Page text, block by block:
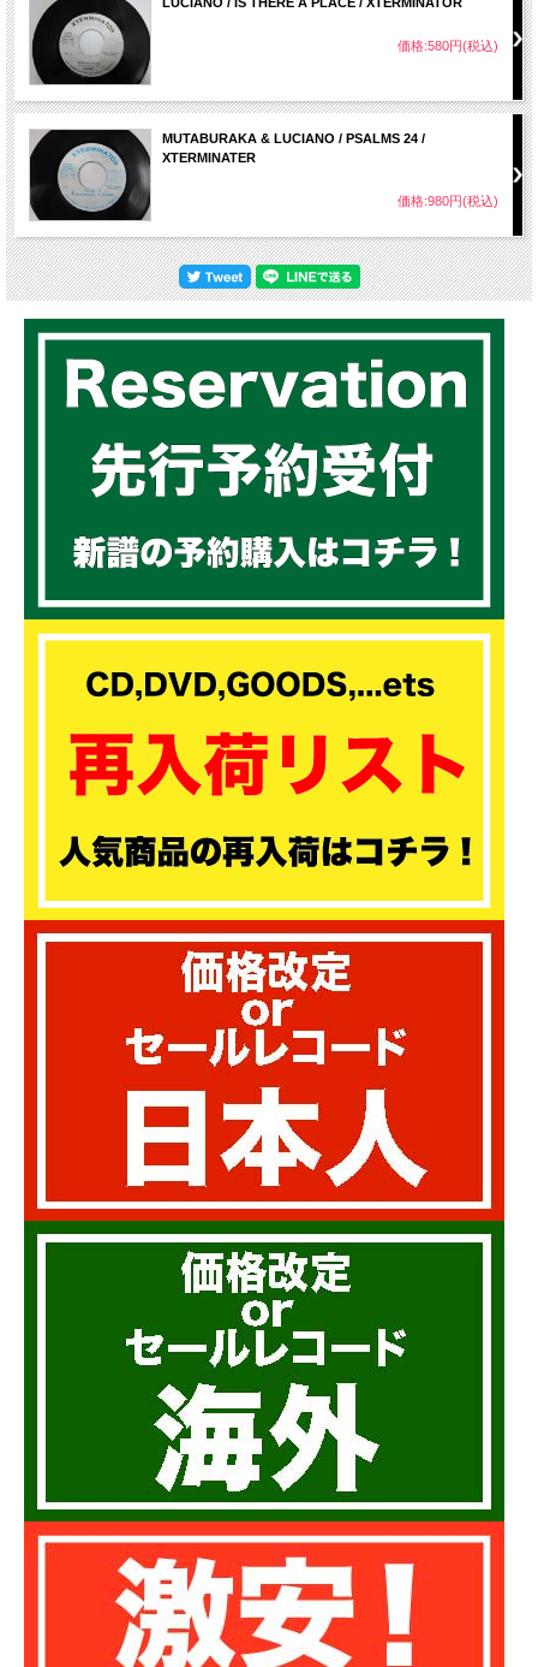
価格:580円(税込)
MUTABURAKA & LUCIANO / PSALMS 24 /
XTERMINATER
価格:980円(税込)